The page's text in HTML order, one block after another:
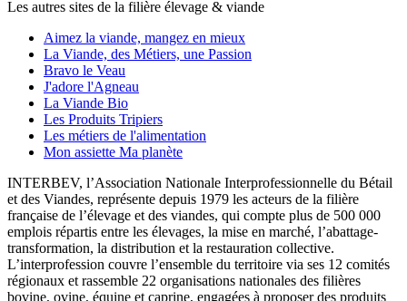
Les autres sites de la filière élevage & viande
Aimez la viande, mangez en mieux
La Viande, des Métiers, une Passion
Bravo le Veau
J'adore l'Agneau
La Viande Bio
Les Produits Tripiers
Les métiers de l'alimentation
Mon assiette Ma planète
INTERBEV, l’Association Nationale Interprofessionnelle du Bétail
et des Viandes, représente depuis 1979 les acteurs de la filière
française de l’élevage et des viandes, qui compte plus de 500 000
emplois répartis entre les élevages, la mise en marché, l’abattage-
transformation, la distribution et la restauration collective.
L’interprofession couvre l’ensemble du territoire via ses 12 comités
régionaux et rassemble 22 organisations nationales des filières
bovine, ovine, équine et caprine, engagées à proposer des produits